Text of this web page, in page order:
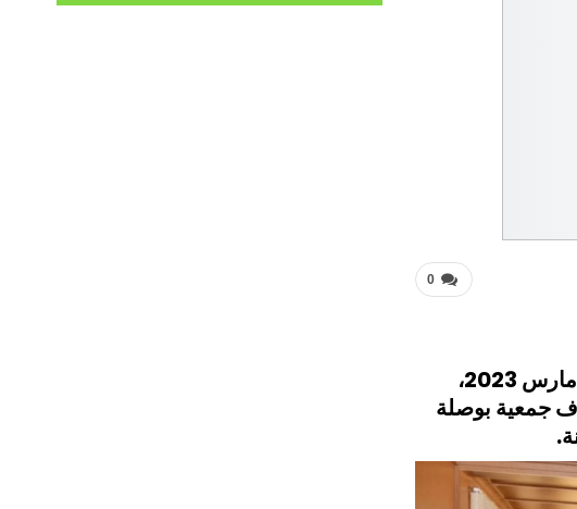
0
أعطيت الانطلاقة الرسمية لبرنامج تقوية لتمكين النساء من الممارسة السياسية، اليوم الأربعاء 8 مارس 2023،
جمعية بوصلة